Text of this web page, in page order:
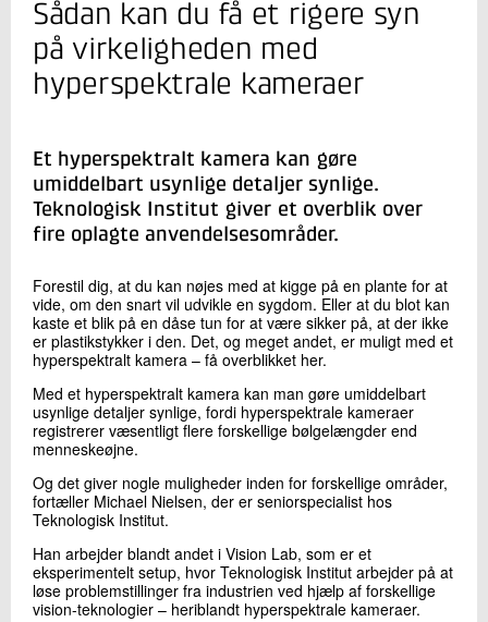
Michael Nielsen
Seniorspecialist
Robotteknologi
+45 72 20 29 84
Send e-mail
Skriv til mig
Send
Sådan kan du få et rigere syn
på virkeligheden med
hyperspektrale kameraer
Et hyperspektralt kamera kan gøre
umiddelbart usynlige detaljer synlige.
Teknologisk Institut giver et overblik over
fire oplagte anvendelsesområder.
Forestil dig, at du kan nøjes med at kigge på en plante for at
vide, om den snart vil udvikle en sygdom. Eller at du blot kan
kaste et blik på en dåse tun for at være sikker på, at der ikke
er plastikstykker i den. Det, og meget andet, er muligt med et
hyperspektralt kamera – få overblikket her.
Med et hyperspektralt kamera kan man gøre umiddelbart
usynlige detaljer synlige, fordi hyperspektrale kameraer
registrerer væsentligt flere forskellige bølgelængder end
menneskeøjne.
Og det giver nogle muligheder inden for forskellige områder,
fortæller Michael Nielsen, der er seniorspecialist hos
Teknologisk Institut.
Han arbejder blandt andet i Vision Lab, som er et
eksperimentelt setup, hvor Teknologisk Institut arbejder på at
løse problemstillinger fra industrien ved hjælp af forskellige
vision-teknologier – heriblandt hyperspektrale kameraer.